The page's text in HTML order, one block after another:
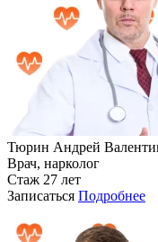
Тюрин Андрей
Врач, нарколог
Стаж 27 лет
Записаться Подробнее